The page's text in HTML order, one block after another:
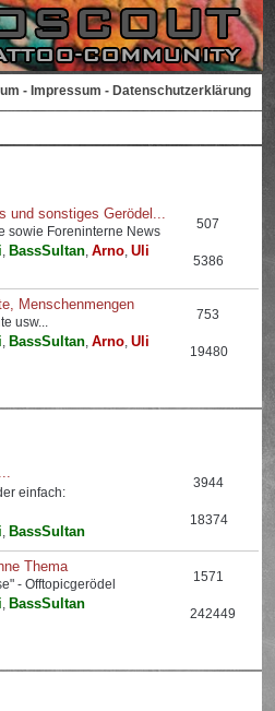
- Impressum - Datenschutzerklärung
und sonstiges Gerödel...
sowie Foreninterne News
, BassSultan,Arno,Uli
507
5386
Menschenmengen
usw...
, BassSultan,Arno,Uli
753
19480
einfach:
, BassSultan
3944
18374
Thema
- Offtopicgerödel
, BassSultan
1571
242449